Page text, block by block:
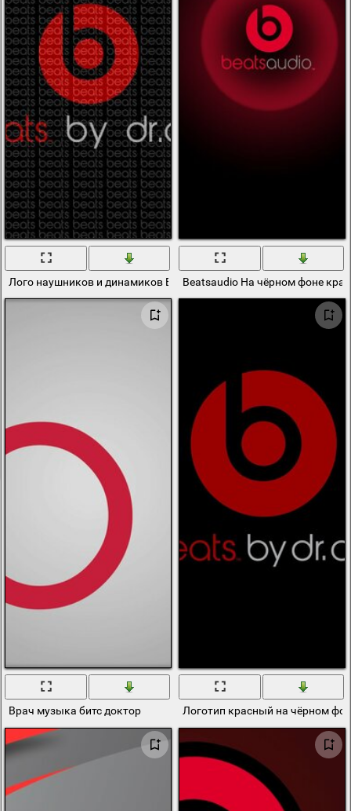
Лого наушников и динамиков Beats By Dr. DreBeatsaudio На чёрном фоне
Врач музыка битс доктор Логотип красный на чёрном